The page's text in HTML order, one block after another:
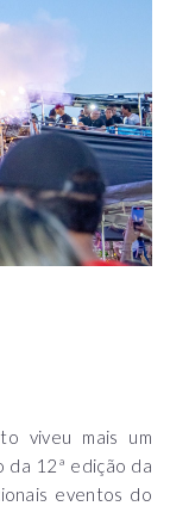
viveu mais um
da 12ª edição da
eventos do